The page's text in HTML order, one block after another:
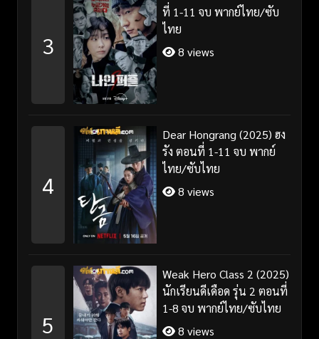
3
ที่ 1-11 จบ พากย์ไทย/ซับ
ไทย
8 views
4
Dear Hongrang (2025) ฮง
รัง ตอนที่ 1-11 จบ พากย์
ไทย/ซับไทย
8 views
5
Weak Hero Class 2 (2025)
นักเรียนดีเดือด รุ่น 2 ตอนที่
1-8 จบ พากย์ไทย/ซับไทย
8 views